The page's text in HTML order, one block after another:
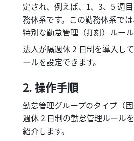
定され、例えば、1、3、5 週
務体系です。この勤務体系で
特別な勤怠管理（打刻）ルー
法人が隔週休 2 日制を導入し
ールを設定できます。
操作手順
勤怠管理グループのタイプ（
週休 2 日制の勤怠管理ルール
紹介します。